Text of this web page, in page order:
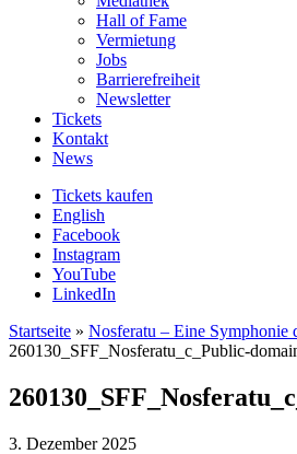
Hall of Fame
Vermietung
Jobs
Barrierefreiheit
Newsletter
Tickets
Kontakt
News
Tickets kaufen
English
Facebook
Instagram
YouTube
LinkedIn
Startseite » Nosferatu – Eine Symphonie
260130_SFF_Nosferatu_c_Public-
3. Dezember 2025